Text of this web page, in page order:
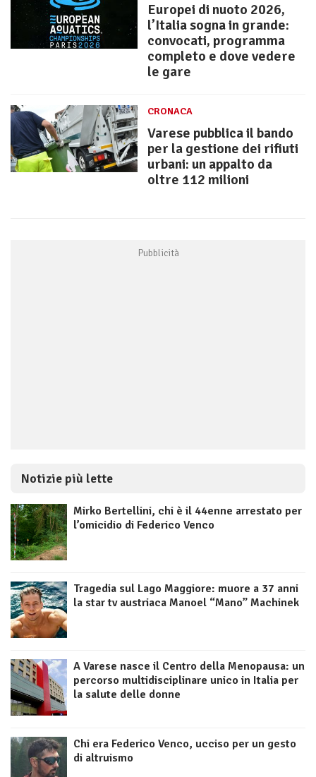
Europei di nuoto 2026,
l’Italia sogna in grande:
convocati, programma
completo e dove vedere
le gare
CRONACA
Varese pubblica il bando
per la gestione dei rifiuti
urbani: un appalto da
oltre 112 milioni
Notizie più lette
Mirko Bertellini, chi è il 44enne arrestato per
l’omicidio di Federico Venco
Tragedia sul Lago Maggiore: muore a 37 anni
la star tv austriaca Manoel “Mano” Machinek
A Varese nasce il Centro della Menopausa: un
percorso multidisciplinare unico in Italia per
la salute delle donne
Chi era Federico Venco, ucciso per un gesto
di altruismo